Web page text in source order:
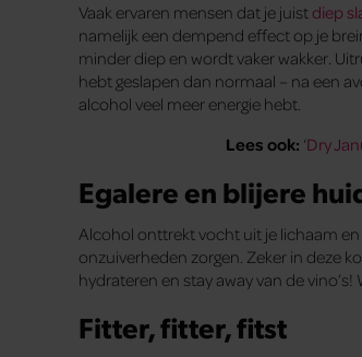
Vaak ervaren mensen dat je juistdiep
namelijk een dempend effect op je
minder diep en wordt vaker wakker.
hebt geslapen dan normaal – na een
alcohol veel meer energie hebt.
Lees ook: ‘Dry
Egalere en blijere
Alcohol onttrekt vocht uit je lichaam en
onzuiverheden zorgen. Zeker in deze
hydrateren en stay away van de
Fitter, fitter, fitst